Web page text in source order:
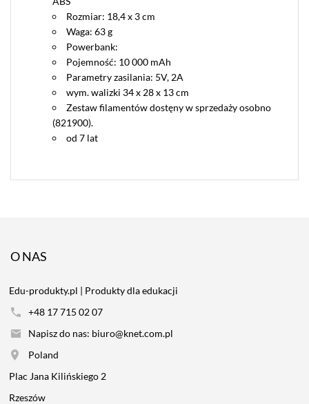
Rozmiar: 18,4 x 3 cm
Waga: 63 g
Powerbank:
Pojemność: 10 000 mAh
Parametry zasilania: 5V, 2A
wym. walizki 34 x 28 x 13 cm
Zestaw filamentów dostęny w sprzedaży osobno
(821900).
od 7 lat
O NAS
Edu-produkty.pl | Produkty dla edukacji
+48 17 715 02 07
Napisz do nas: biuro@knet.com.pl
Poland
Plac Jana Kilińskiego 2
Rzeszów